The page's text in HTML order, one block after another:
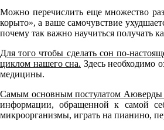
Можно перечислить еще множество
корыто», а ваше самочувствие
почему так важно научиться получать
Для того чтобы сделать сон по-
циклом нашего сна. Здесь необходимо
медицины.
Cамым основным постулатом Аюверды
информации, обращенной к самой
микроорганизмы, играть на пианино,